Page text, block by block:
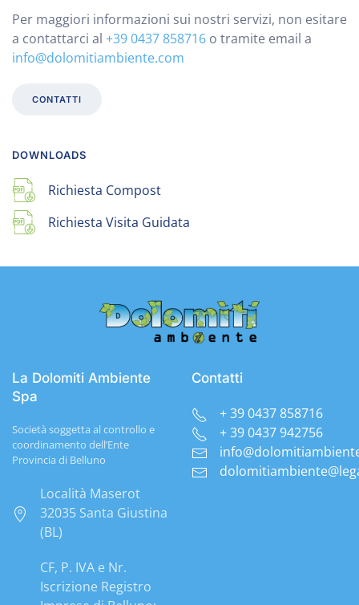
Per maggiori informazioni sui nostri servizi, non esitare
a contattarci al +39 0437 858716 o tramite email a
info@dolomitiambiente.com
CONTATTI
DOWNLOADS
Richiesta Compost
Richiesta Visita Guidata
La Dolomiti Ambiente
Spa
Società soggetta al controllo e
coordinamento dell’Ente
Provincia di Belluno
Località Maserot
32035 Santa Giustina
(BL)
CF, P. IVA e Nr.
Iscrizione Registro
Contatti
+ 39 0437 858716
+ 39 0437 942756